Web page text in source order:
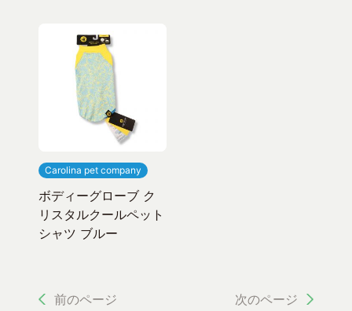
Carolina pet company
ボディーグローブ ク
リスタルクールペット
シャツ ブルー
前のページ 次のページ